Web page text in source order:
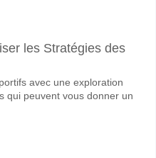
les Stratégies des
avec une exploration
qui peuvent vous donner un